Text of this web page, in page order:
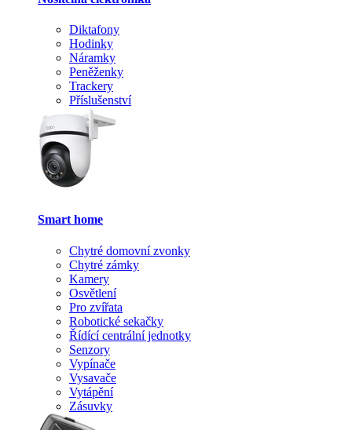
Diktafony
Hodinky
Náramky
Peněženky
Trackery
Příslušenství
Smart home
Chytré domovní zvonky
Chytré zámky
Kamery
Osvětlení
Pro zvířata
Robotické sekačky
Řídící centrální jednotky
Senzory
Vypínače
Vysavače
Vytápění
Zásuvky